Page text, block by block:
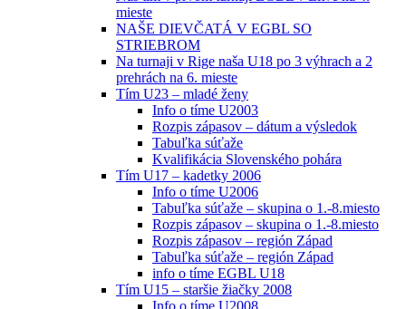
mieste
NAŠE DIEVČATÁ V EGBL SO
STRIEBROM
Na turnaji v Rige naša U18 po 3 výhrach a 2
prehrách na 6. mieste
Tím U23 – mladé ženy
Info o tíme U2003
Rozpis zápasov – dátum a výsledok
Tabuľka súťaže
Kvalifikácia Slovenského pohára
Tím U17 – kadetky 2006
Info o tíme U2006
Tabuľka súťaže – skupina o 1.-8.miesto
Rozpis zápasov – skupina o 1.-8.miesto
Rozpis zápasov – región Západ
Tabuľka súťaže – región Západ
info o tíme EGBL U18
Tím U15 – staršie žiačky 2008
Info o tíme U2008